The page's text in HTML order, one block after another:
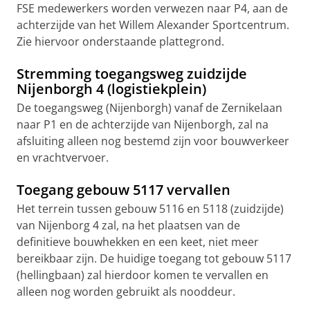
FSE medewerkers worden verwezen naar P4, aan de
achterzijde van het Willem Alexander Sportcentrum.
Zie hiervoor onderstaande plattegrond.
Stremming toegangsweg zuidzijde
Nijenborgh 4 (logistiekplein)
De toegangsweg (Nijenborgh) vanaf de Zernikelaan
naar P1 en de achterzijde van Nijenborgh, zal na
afsluiting alleen nog bestemd zijn voor bouwverkeer
en vrachtvervoer.
Toegang gebouw 5117 vervallen
Het terrein tussen gebouw 5116 en 5118 (zuidzijde)
van Nijenborg 4 zal, na het plaatsen van de
definitieve bouwhekken en een keet, niet meer
bereikbaar zijn. De huidige toegang tot gebouw 5117
(hellingbaan) zal hierdoor komen te vervallen en
alleen nog worden gebruikt als nooddeur.